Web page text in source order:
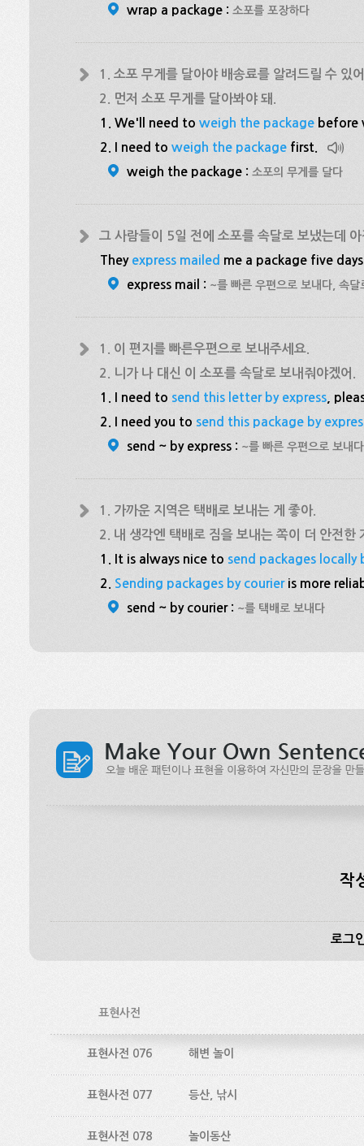
wrap a package : 소포를 포장하다
1. 소포 무게를 달아야 배송료를 알려드릴 수 있
2. 먼저 소포 무게를 달아봐야 돼.
1. We'll need to weigh the package before
2. I need to weigh the package first.
weigh the package : 소포의 무게를 달다
그 사람들이 5일 전에 소포를 속달로 보냈는데
They express mailed me a package five
express mail : ~를 빠른 우편으로 보내다, 속
1. 이 편지를 빠른우편으로 보내주세요.
2. 니가 나 대신 이 소포를 속달로 보내줘야겠어.
1. I need to send this letter by express ,
2. I need you to send this package by
send ~ by express : ~를 빠른 우편으로 보내
1. 가까운 지역은 택배로 보내는 게 좋아.
2. 내 생각엔 택배로 짐을 보내는 쪽이 더 안전한
1. It is always nice to send packages locally
2. Sending packages by courieris more
send ~ by courier : ~를 택배로 보내다
작
로그
표현사전
표현사전 076 해변 놀이
표현사전 077 등산, 낚시
표현사전 078 놀이동산